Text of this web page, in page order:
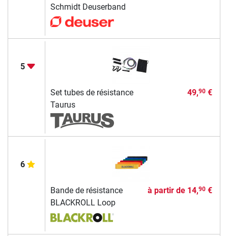
Schmidt Deuserband
5
Set tubes de résistance
Taurus
49,90€
6
Bande de résistance
BLACKROLL Loop
à partir de 14,90€